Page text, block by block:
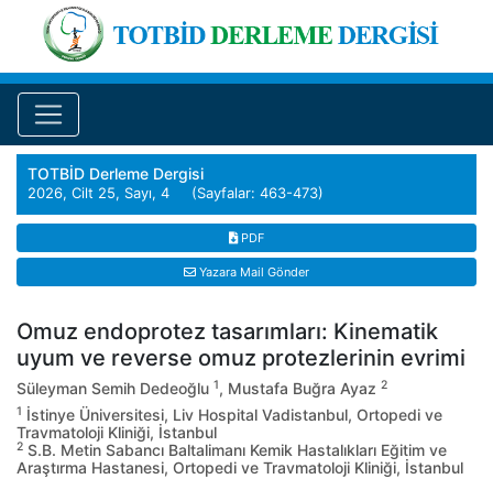
TOTBİD Derleme Dergisi
2026, Cilt 25, Sayı, 4 (Sayfalar: 463-473)
PDF
Yazara Mail Gönder
Omuz endoprotez tasarımları: Kinematik
uyum ve reverse omuz protezlerinin evrimi
Süleyman Semih Dedeoğlu 1, Mustafa Buğra Ayaz 2
1 İstinye Üniversitesi, Liv Hospital Vadistanbul, Ortopedi ve
Travmatoloji Kliniği, İstanbul
2 S.B. Metin Sabancı Baltalimanı Kemik Hastalıkları Eğitim ve
Araştırma Hastanesi, Ortopedi ve Travmatoloji Kliniği, İstanbul